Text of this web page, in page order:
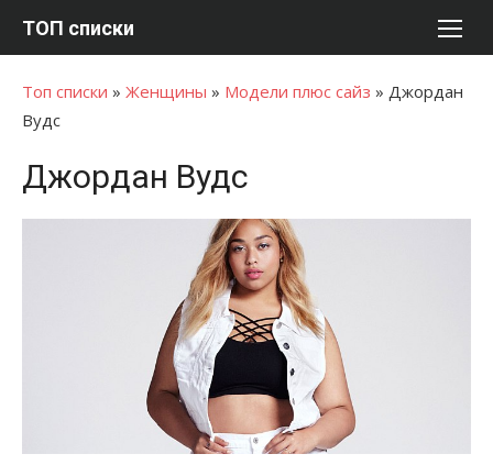
ТОП списки
Топ списки » Женщины » Модели плюс сайз » Джордан
Вудс
Джордан Вудс